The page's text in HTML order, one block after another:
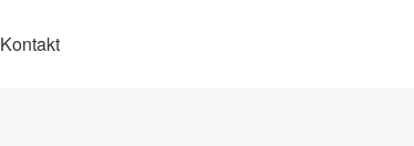
Kontakt